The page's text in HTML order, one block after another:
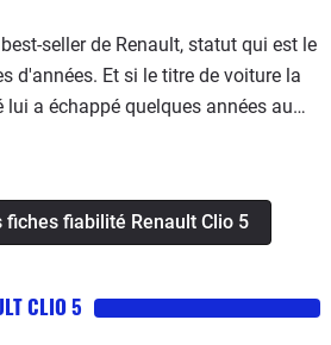
seller de Renault, statut qui est le
titre de voiture la
a échappé quelques années au
fiches fiabilité Renault Clio 5
CLIO 5